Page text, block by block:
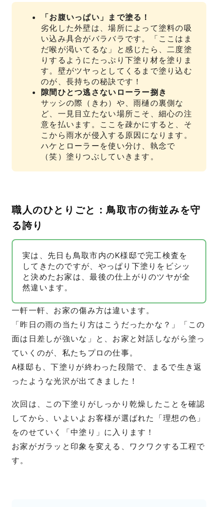
「お腹いっぱい」まで塗る！
劣化した外壁は、場所によって塗料の吸
い込み具合がバラバラです。「ここはま
だ喉が渇いてるな」と感じたら、二度塗
りするようにたっぷり下塗り材を塗りま
す。壁がツヤっとしてくるまで塗り込む
のが、長持ちの秘訣です！
隙間ひとつ逃さないローラー捌き
サッシの際（きわ）や、雨樋の裏側な
ど、一見目立たない場所こそ、細心の注
意を払います。ここを疎かにすると、そ
こから雨水が侵入する原因になります。
ハケとローラーを使い分け、執念で
（笑）塗りつぶしていきます。
職人のひとりごと：鳥取市の街並みを守
る誇り
実は、先日も鳥取市内のK様邸で完工検査を
してきたのですが、やっぱり下塗りをビシッ
と決めたお家は、最後の仕上がりのツヤが全
然違います。
一軒一軒、お家の傷み方は違います。
「昨日の雨の当たり方はこうだったかな？」「この
面は日差しが強いな」と、お家と対話しながら塗っ
ていくのが、私たちプロの仕事。
A様邸も、下塗りが終わった段階で、まるで生き返
ったような光沢が出てきました！
次回は、この下塗りがしっかり乾燥したことを確認
してから、いよいよお客様が選ばれた「理想の色」
をのせていく「中塗り」に入ります！
お家がガラッと印象を変える、ワクワクする工程で
す。